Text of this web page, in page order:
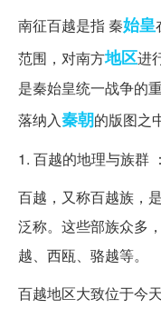
南征百越是指 秦始皇
范围，对南方地区进
是秦始皇统一战争的
落纳入秦朝的版图之
1. 百越的地理与族群 ：
百越，又称百越族，
泛称。这些部族众多
越、西瓯、骆越等。
百越地区大致位于今